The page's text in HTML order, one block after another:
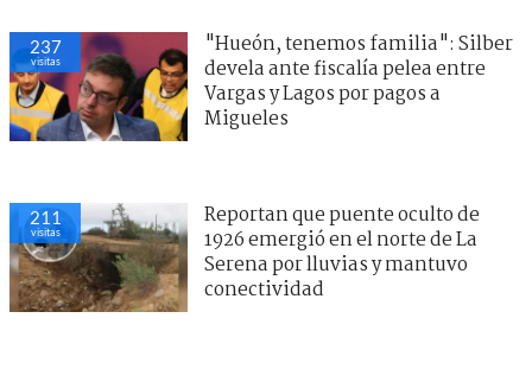
237
visitas
"Hueón, tenemos familia": Silber
devela ante fiscalía pelea entre
Vargas y Lagos por pagos a
Migueles
211
visitas
Reportan que puente oculto de
1926 emergió en el norte de La
Serena por lluvias y mantuvo
conectividad